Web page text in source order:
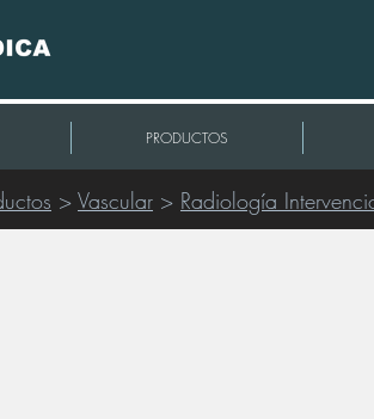
PRODUCTOS
> Vascular > Radiología